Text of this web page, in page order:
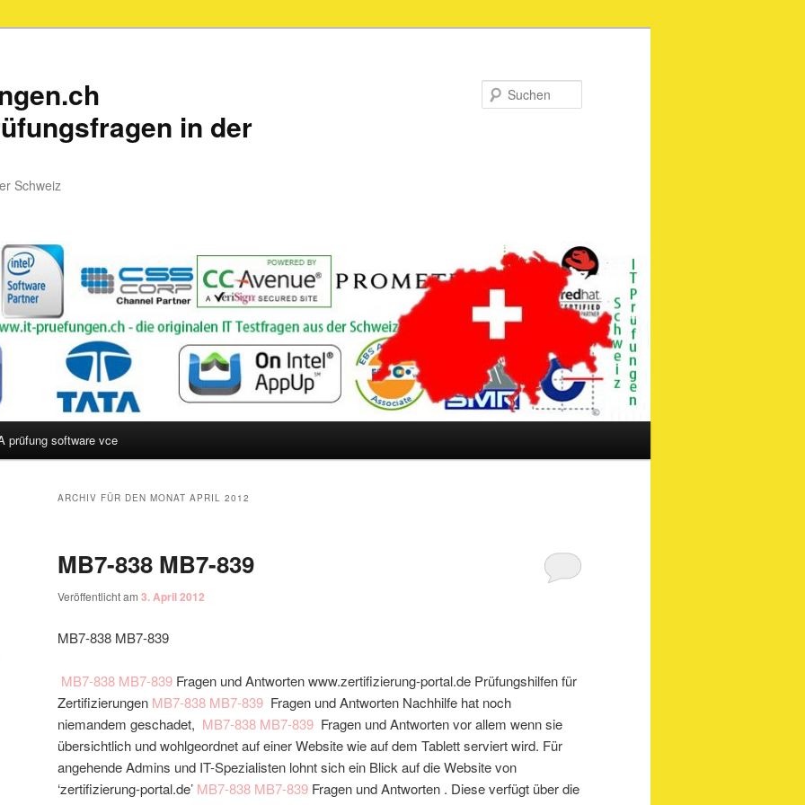
in der
Schweiz
prüfung software vce
ARCHIV FÜR DEN MONAT APRIL 2012
MB7-838 MB7-839
Veröffentlicht am 3. April 2012
MB7-838 MB7-839
MB7-838 MB7-839 Fragen und Antworten www.zertifizierung-portal.de Prüfungshilfen für
Zertifizierungen MB7-838 MB7-839 Fragen und Antworten Nachhilfe hat noch
niemandem geschadet, MB7-838 MB7-839 Fragen und Antworten vor allem wenn sie
übersichtlich und wohlgeordnet auf einer Website wie auf dem Tablett serviert wird. Für
angehende Admins und IT-Spezialisten lohnt sich ein Blick auf die Website von
‘zertifizierung-portal.de’ MB7-838 MB7-839 Fragen und Antworten . Diese verfügt über die